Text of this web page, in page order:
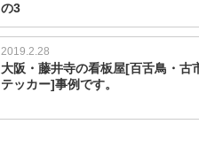
の3
2019.2.28
大阪・藤井寺の看板屋[百舌鳥・古
テッカー]事例です。